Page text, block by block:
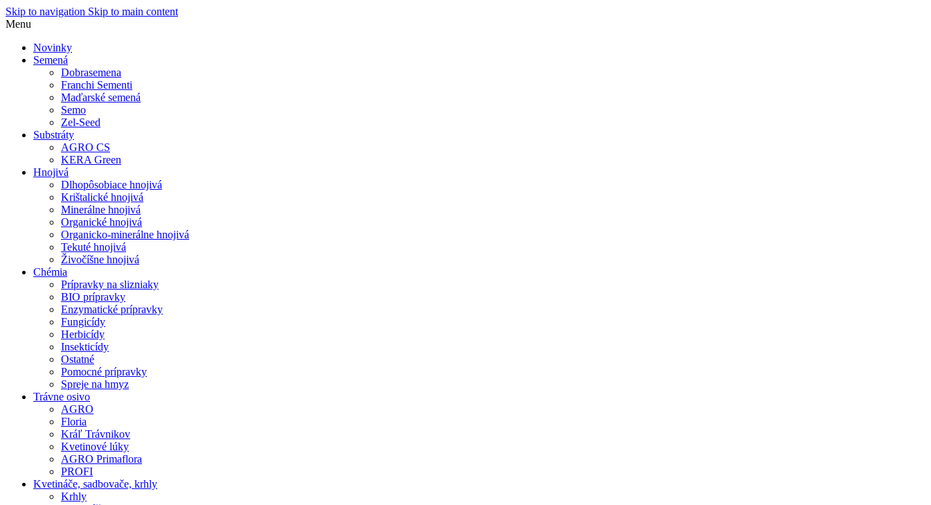
Skip to navigation Skip to main content
Menu
Novinky
Semená
Dobrasemena
Franchi Sementi
Maďarské semená
Semo
Zel-Seed
Substráty
AGRO CS
KERA Green
Hnojivá
Dlhopôsobiace hnojivá
Krištalické hnojivá
Minerálne hnojivá
Organické hnojivá
Organicko-minerálne hnojivá
Tekuté hnojivá
Živočíšne hnojivá
Chémia
Prípravky na slizniaky
BIO prípravky
Enzymatické prípravky
Fungicídy
Herbicídy
Insekticídy
Ostatné
Pomocné prípravky
Spreje na hmyz
Trávne osivo
AGRO
Floria
Kráľ Trávnikov
Kvetinové lúky
AGRO Primaflora
PROFI
Kvetináče, sadbovače, krhly
Krhly